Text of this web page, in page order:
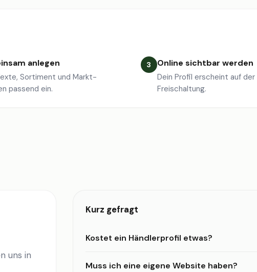
anlegen
Sortiment und Markt-
passend ein.
3 Online sichtbar werden
Dein Profil erscheint auf
Freischaltung.
uns in
Kurz gefragt
Kostet ein Händlerprofil etwas?
Muss ich eine eigene Website haben?